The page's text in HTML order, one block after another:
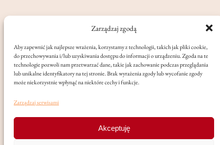
Zarządzaj zgodą
Aby zapewnić jak najlepsze wrażenia, korzystamy z technologii, takich jak pliki cookie,
do przechowywania i/lub uzyskiwania dostępu do informacji o urządzeniu. Zgoda na te
technologie pozwoli nam przetwarzać dane, takie jak zachowanie podczas przeglądania
lub unikalne identyfikatory na tej stronie. Brak wyrażenia zgody lub wycofanie zgody
może niekorzystnie wpłynąć na niektóre cechy i funkcje.
Zarządzaj serwisami
Akceptuję